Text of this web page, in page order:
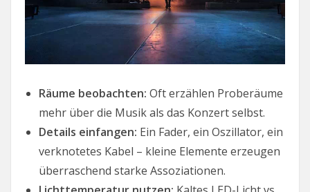
Räume beobachten: Oft erzählen Proberäume
mehr über die Musik als das Konzert selbst.
Details einfangen: Ein Fader, ein Oszillator, ein
verknotetes Kabel – kleine Elemente erzeugen
überraschend starke Assoziationen.